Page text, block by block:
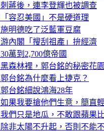
刺蔣後，連李登輝也被調查
「容忍美國」不是硬道理
施明德吃了泛藍軍豆腐
游內閣「搜刮祖產」拚經濟
30萬到2,700億帝國
黑森林裡，郭台銘的秘密花園
郭台銘為什麼看上捷克？
郭台銘細說鴻海28年
如果我要搶他們生意，簡直
我們只是地瓜，不敢跟蘋果
除非太陽不升起，否則不能